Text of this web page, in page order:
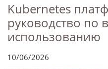
Kubernetes
руководство по
использованию
10/06/2026